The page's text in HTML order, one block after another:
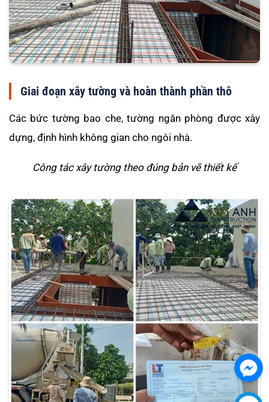
Giai đoạn xây tường và hoàn thành phần thô
Các bức tường bao che, tường ngăn phòng được xây
dựng, định hình không gian cho ngôi nhà.
Công tác xây tường theo đúng bản vẽ thiết kế
Chát
với